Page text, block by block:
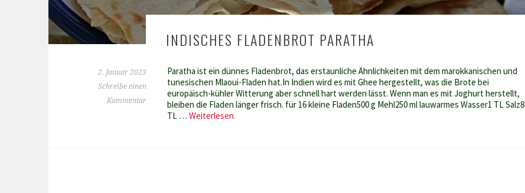
INDISCHES FLADENBROT PARATHA
2. Januar 2023
Schreibe einen
Kommentar
Paratha ist ein dünnes Fladenbrot, das erstaunliche Ähnlichkeiten mit dem marokkanischen und
tunesischen Mlaoui-Fladen hat.In Indien wird es mit Ghee hergestellt, was die Brote bei
europäisch-kühler Witterung aber schnell hart werden lässt. Wenn man es mit Joghurt herstellt,
bleiben die Fladen länger frisch. für 16 kleine Fladen500 g Mehl250 ml lauwarmes Wasser1 TL Salz8
TL … Weiterlesen